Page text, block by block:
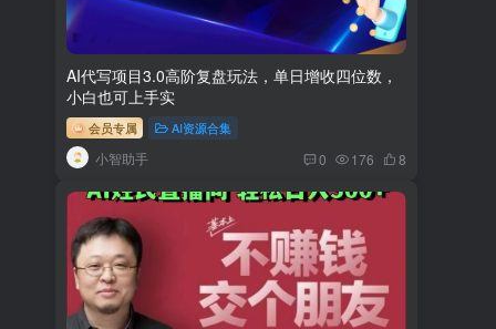
AI代写项目3.0高阶复盘玩法，单日增收四位数，
小白也可上手实
会员专属 AI资源合集
小智助手 0 176 8